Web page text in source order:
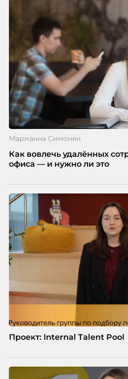
Марианна Симонян
Как вовлечь удалённых
офиса — и нужно ли это
Проект: Internal Talent Pool